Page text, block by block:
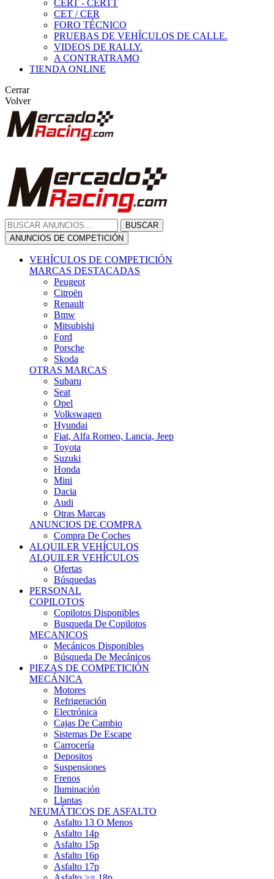
CERT - CERTT
CET / CER
FORO TÉCNICO
PRUEBAS DE VEHÍCULOS DE CALLE.
VIDEOS DE RALLY.
A CONTRATRAMO
TIENDA ONLINE
Cerrar
Volver
BUSCAR
ANUNCIOS DE COMPETICIÓN
VEHÍCULOS DE COMPETICIÓN
MARCAS DESTACADAS
Peugeot
Citroën
Renault
Bmw
Mitsubishi
Ford
Porsche
Skoda
OTRAS MARCAS
Subaru
Seat
Opel
Volkswagen
Hyundai
Fiat, Alfa Romeo, Lancia, Jeep
Toyota
Suzuki
Honda
Mini
Dacia
Audi
Otras Marcas
ANUNCIOS DE COMPRA
Compra De Coches
ALQUILER VEHÍCULOS
ALQUILER VEHÍCULOS
Ofertas
Búsquedas
PERSONAL
COPILOTOS
Copilotos Disponibles
Busqueda De Copilotos
MECANICOS
Mecánicos Disponibles
Búsqueda De Mecánicos
PIEZAS DE COMPETICIÓN
MECÁNICA
Motores
Refrigeración
Electrónica
Cajas De Cambio
Sistemas De Escape
Carrocería
Depositos
Suspensiones
Frenos
Iluminación
Llantas
NEUMÁTICOS DE ASFALTO
Asfalto 13 O Menos
Asfalto 14p
Asfalto 15p
Asfalto 16p
Asfalto 17p
Asfalto >= 18p
NEUMÁTICOS DE TIERRA